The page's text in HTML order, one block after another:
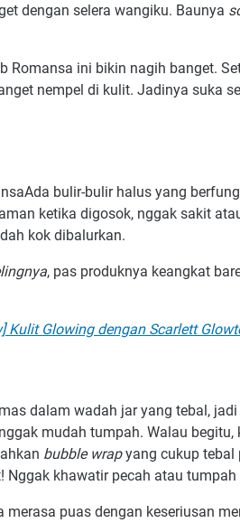
dengan selera wangiku. Baunya
Romansa ini bikin nagih banget.
nempel di kulit. Jadinya suka
Ada bulir-bulir halus yang
ketika digosok, nggak sakit
kok dibalurkan.
, pas produknya keangkat
Kulit Glowing dengan Scarlett
dalam wadah jar yang tebal,
mudah tumpah. Walau
bubble wrapyang cukup tebal
Nggak khawatir pecah atau tumpah
merasa puas dengan keseriusan